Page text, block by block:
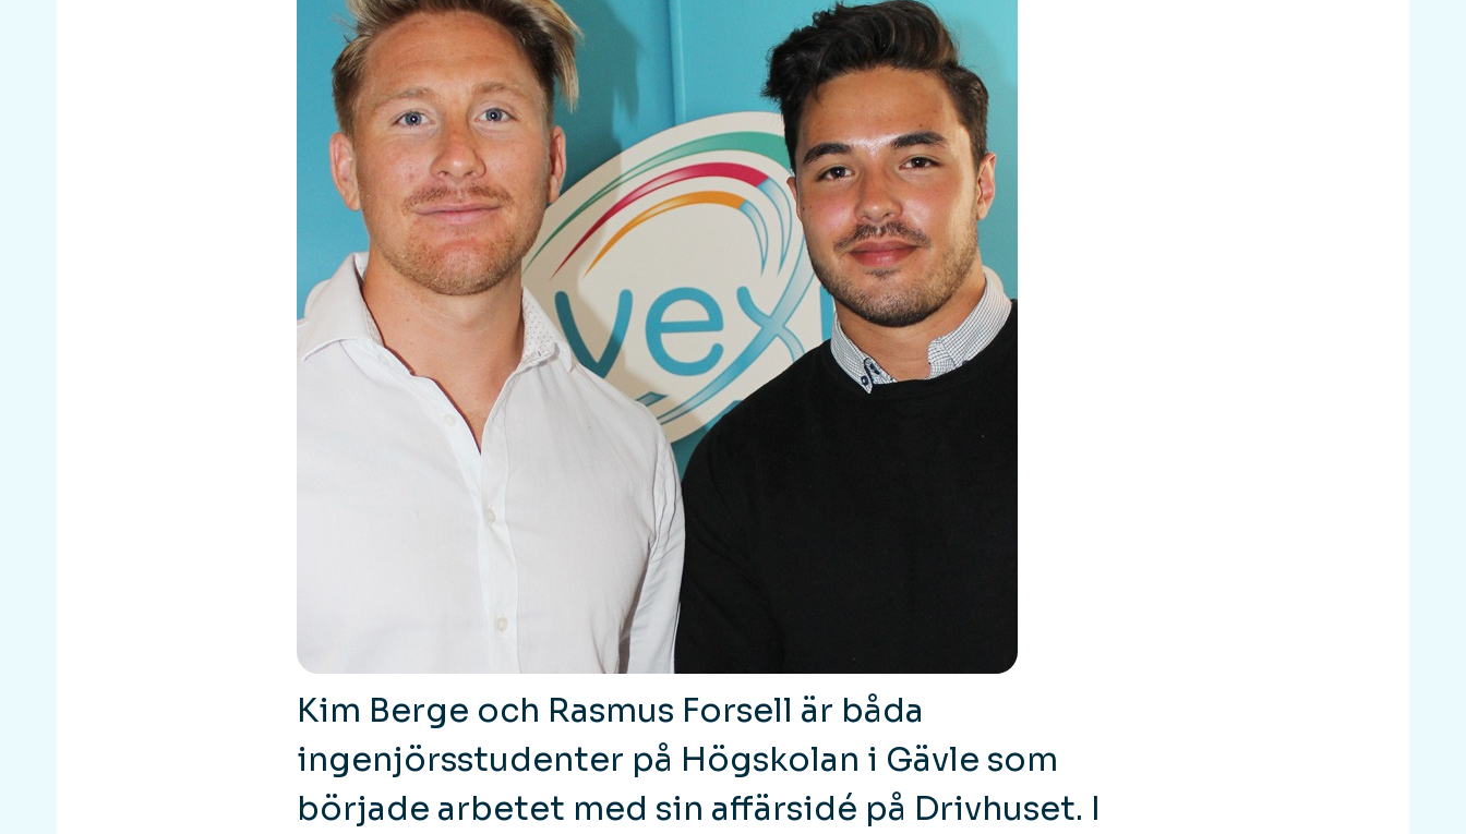
Kim Berge och Rasmus Forsell är båda
ingenjörsstudenter på Högskolan i Gävle som
började arbetet med sin affärsidé på Drivhuset. I